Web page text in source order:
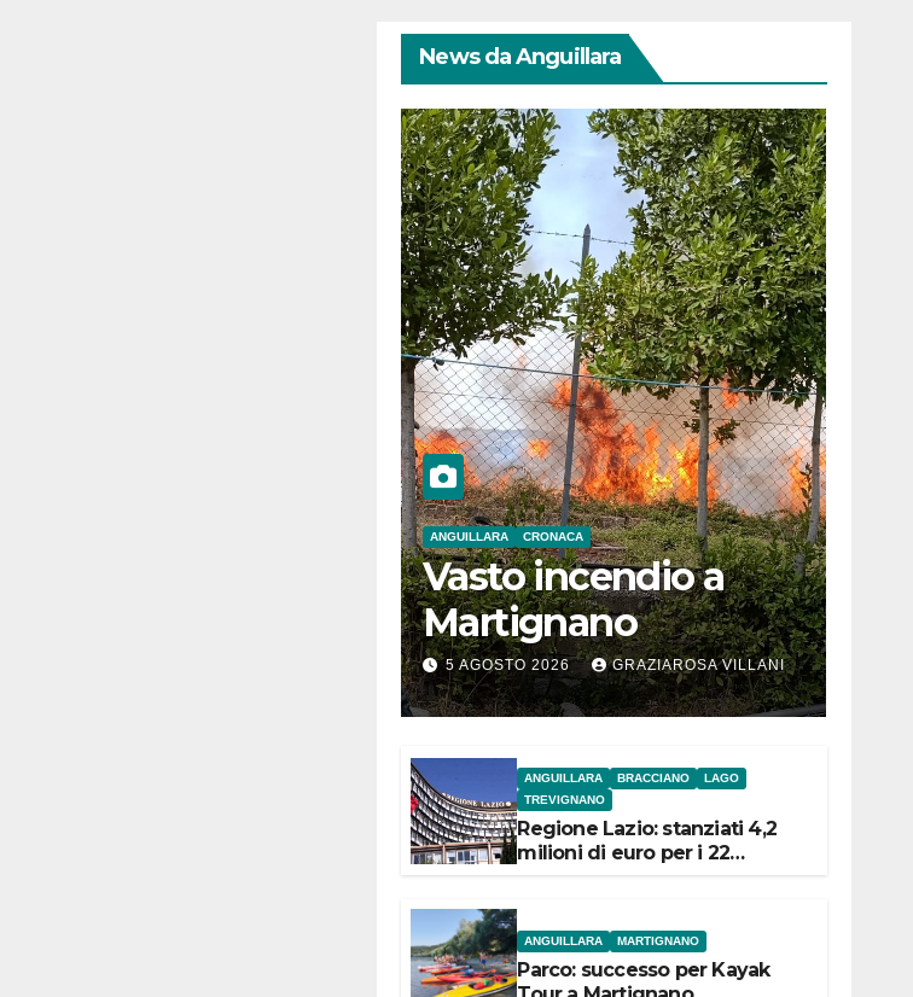
News da Anguillara
ANGUILLARA CRONACA
Vasto incendio a
Martignano
5 AGOSTO 2026 GRAZIAROSA VILLANI
ANGUILLARA BRACCIANO
LAGO
TREVIGNANO
Regione Lazio: stanziati 4,2
milioni di euro per i 22
ANGUILLARA MARTIGNANO
Parco: successo per Kayak